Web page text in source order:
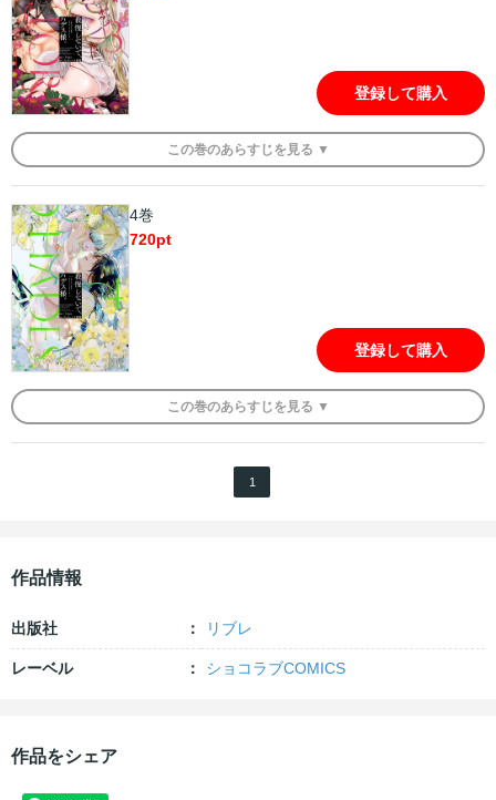
登録して購入
この巻のあらすじを 見る ▼
4巻
720pt
登録して購入
この巻のあらすじを 見る ▼
1
作品情報
出版社 リブレ
レーベル ショコラブCOMICS
作品をシェア